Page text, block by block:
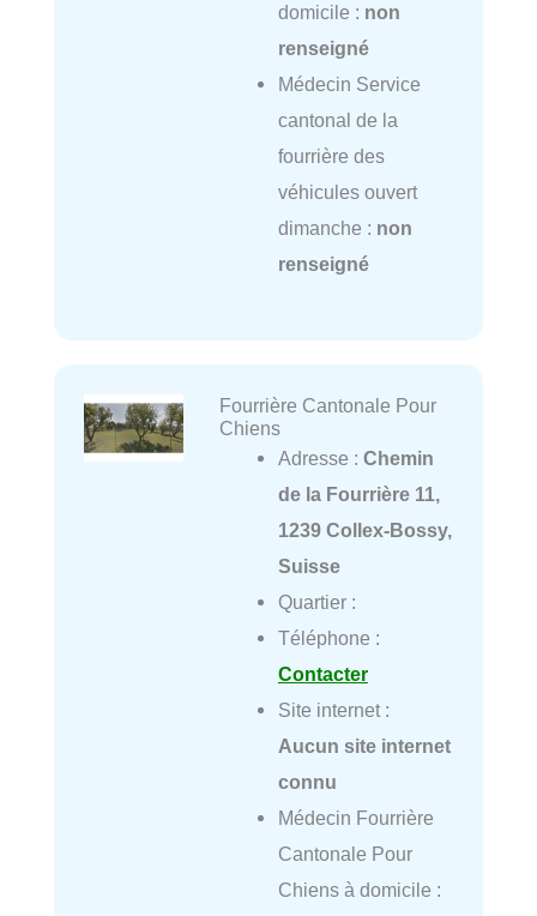
domicile : non
renseigné
Médecin Service
cantonal de la
fourrière des
véhicules ouvert
dimanche : non
renseigné
Fourrière Cantonale Pour
Chiens
Adresse : Chemin
de la Fourrière 11,
1239 Collex-Bossy,
Suisse
Quartier :
Téléphone :
Contacter
Site internet :
Aucun site internet
connu
Médecin Fourrière
Cantonale Pour
Chiens à domicile :